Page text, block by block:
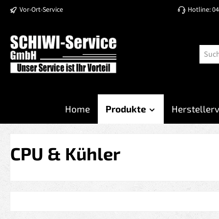
Hauptinhalt springen
Zur Suche springen
Zur Hauptnavigation springen
Vor-Ort-Service Hotline:
Home Produkte
CPU & Kühler